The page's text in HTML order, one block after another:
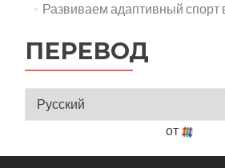
Развиваем адаптивный спорт
ПЕРЕВОД
от